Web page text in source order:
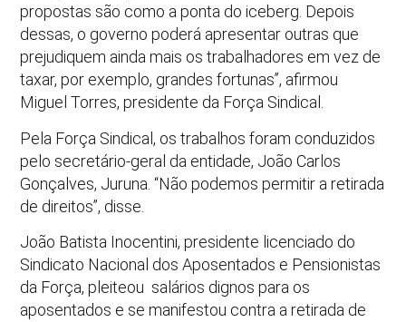
propostas são como a ponta do iceberg. Depois
dessas, o governo poderá apresentar outras que
prejudiquem ainda mais os trabalhadores em vez de
taxar, por exemplo, grandes fortunas”, afirmou
Miguel Torres, presidente da Força Sindical.
Pela Força Sindical, os trabalhos foram conduzidos
pelo secretário-geral da entidade, João Carlos
Gonçalves, Juruna. “Não podemos permitir a retirada
de direitos”, disse.
João Batista Inocentini, presidente licenciado do
Sindicato Nacional dos Aposentados e Pensionistas
da Força, pleiteou salários dignos para os
aposentados e se manifestou contra a retirada de